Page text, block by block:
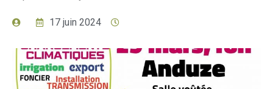
17 juin 2024